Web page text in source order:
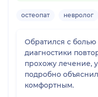
остеопат невролог
Обратился с болью
диагностики
прохожу лечение, уже стало легче. Врач все
подробно
комфортным.